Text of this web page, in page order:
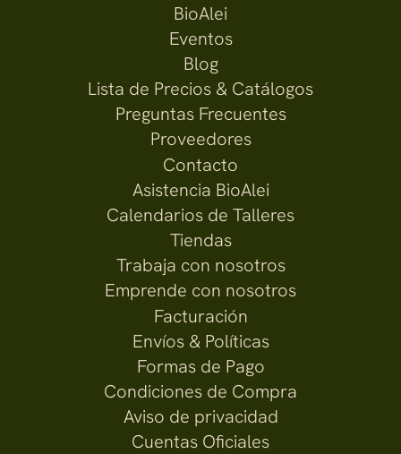
BioAlei
Eventos
Blog
Lista de Precios & Catálogos
Preguntas Frecuentes
Proveedores
Contacto
Asistencia BioAlei
Calendarios de Talleres
Tiendas
Trabaja con nosotros
Emprende con nosotros
Facturación
Envíos & Políticas
Formas de Pago
Condiciones de Compra
Aviso de privacidad
Cuentas Oficiales